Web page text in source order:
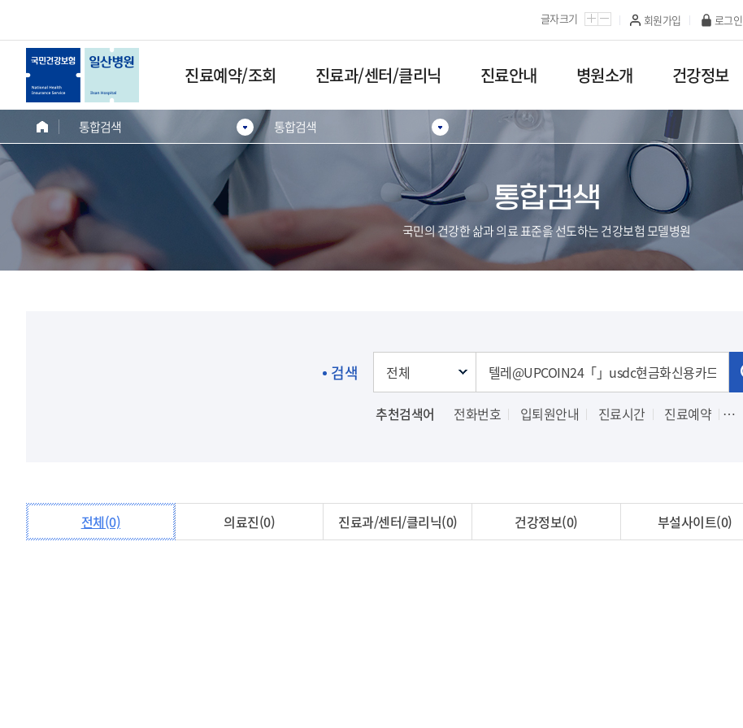
카피라이트로 가기
글자크기 회원가입 로그인
진료예약/조회 진료과/센터/클리닉 진료안내 병원소개 건강정보
통합검색 통합검색
통합검색
국민의 건강한 삶과 의료 표준을 선도하는 건강보험 모델병원
검색
추천검색어 전화번호 입퇴원안내 진료시간 진료예약
전체(0) 의료진(0) 진료과/센터/클리닉(0) 건강정보(0) 부설사이트(0)